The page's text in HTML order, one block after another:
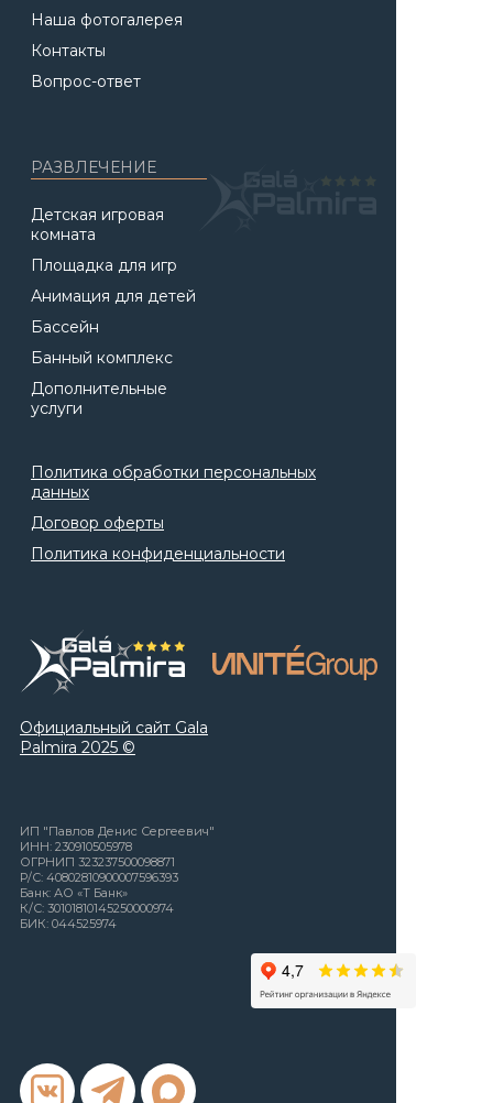
Официальный сайт Gala
Palmira 2025 ©
ИП "Павлов Денис Сергеевич"
ИНН: 230910505978
ОГРНИП 323237500098871
Р/С: 40802810900007596393
Банк: АО «Т Банк»
К/С: 30101810145250000974
БИК: 044525974
Наша фотогалерея
Контакты
Вопрос-ответ
РАЗВЛЕЧЕНИЕ
Детская игровая
комната
Площадка для игр
Анимация для детей
Бассейн
Банный комплекс
Дополнительные
услуги
Политика обработки персональных
данных
Договор оферты
Политика конфиденциальности